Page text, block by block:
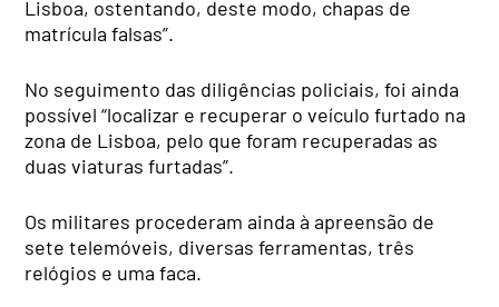
Lisboa, ostentando, deste modo, chapas de
matrícula falsas”.
No seguimento das diligências policiais, foi ainda
possível “localizar e recuperar o veículo furtado na
zona de Lisboa, pelo que foram recuperadas as
duas viaturas furtadas”.
Os militares procederam ainda à apreensão de
sete telemóveis, diversas ferramentas, três
relógios e uma faca.